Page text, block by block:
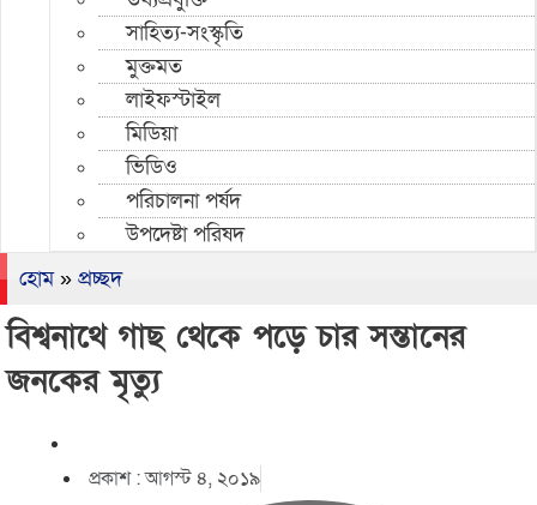
সাহিত্য-সংস্কৃতি
মুক্তমত
লাইফস্টাইল
মিডিয়া
ভিডিও
পরিচালনা পর্ষদ
উপদেষ্টা পরিষদ
হোম» প্রচ্ছদ
বিশ্বনাথে গাছ থেকে পড়ে চার সন্তানের
জনকের মৃত্যু
প্রকাশ :আগস্ট ৪, ২০১৯